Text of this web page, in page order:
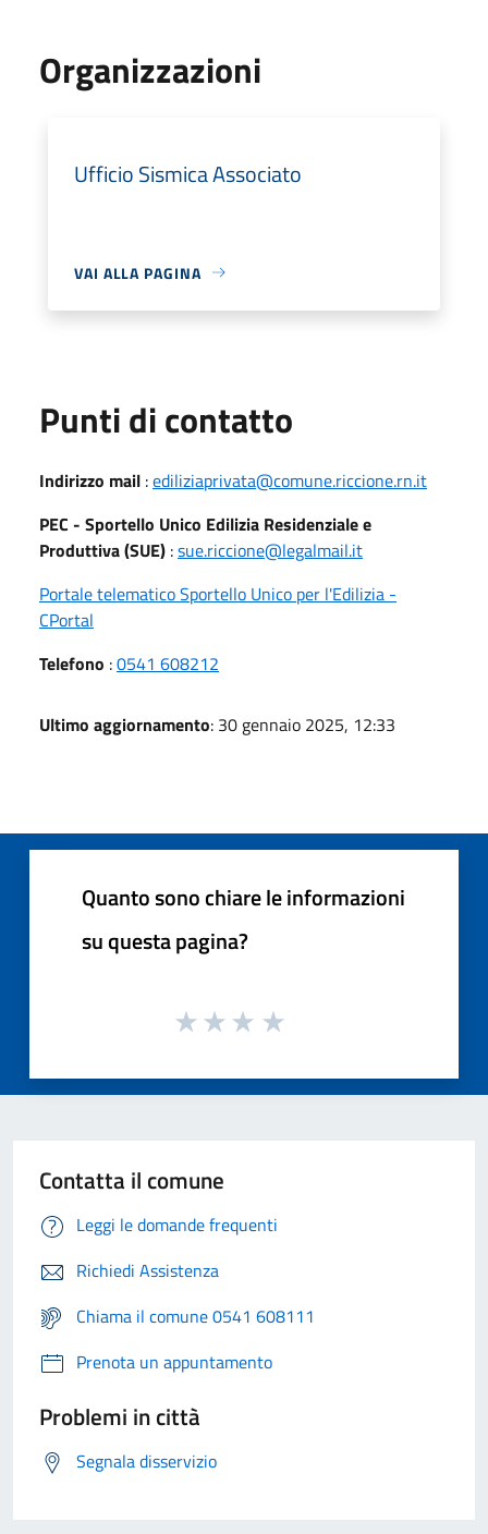
Organizzazioni
Ufficio Sismica Associato
VAI ALLA PAGINA
Punti di contatto
Indirizzo mail :ediliziaprivata@comune.riccione.rn.it
PEC - Sportello Unico Edilizia Residenziale e
Produttiva (SUE) :sue.riccione@legalmail.it
Portale telematico Sportello Unico per l'Edilizia -
CPortal
Telefono :0541 608212
Ultimo aggiornamento: 30 gennaio 2025, 12:33
Quanto sono chiare le informazioni
su questa pagina?
Contatta il comune
Leggi le domande frequenti
Richiedi Assistenza
Chiama il comune 0541 608111
Prenota un appuntamento
Problemi in città
Segnala disservizio